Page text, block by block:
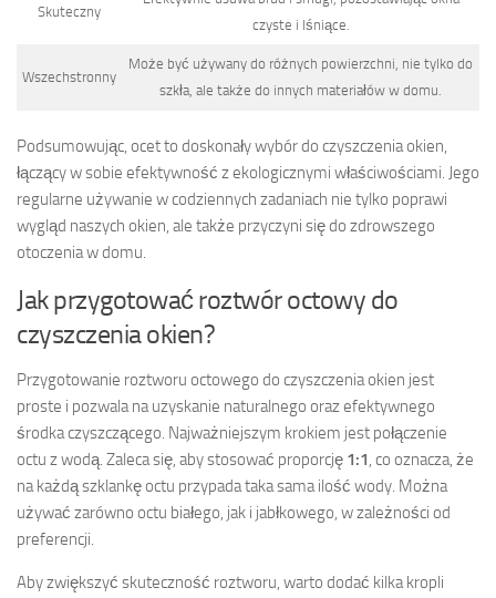
Skuteczny
czyste i lśniące.
Wszechstronny
Może być używany do różnych powierzchni, nie tylko do
szkła, ale także do innych materiałów w domu.
Podsumowując, ocet to doskonały wybór do czyszczenia okien,
łączący w sobie efektywność z ekologicznymi właściwościami. Jego
regularne używanie w codziennych zadaniach nie tylko poprawi
wygląd naszych okien, ale także przyczyni się do zdrowszego
otoczenia w domu.
Jak przygotować roztwór octowy do
czyszczenia okien?
Przygotowanie roztworu octowego do czyszczenia okien jest
proste i pozwala na uzyskanie naturalnego oraz efektywnego
środka czyszczącego. Najważniejszym krokiem jest połączenie
octu z wodą. Zaleca się, aby stosować proporcję 1:1, co oznacza, że
na każdą szklankę octu przypada taka sama ilość wody. Można
używać zarówno octu białego, jak i jabłkowego, w zależności od
preferencji.
Aby zwiększyć skuteczność roztworu, warto dodać kilka kropli